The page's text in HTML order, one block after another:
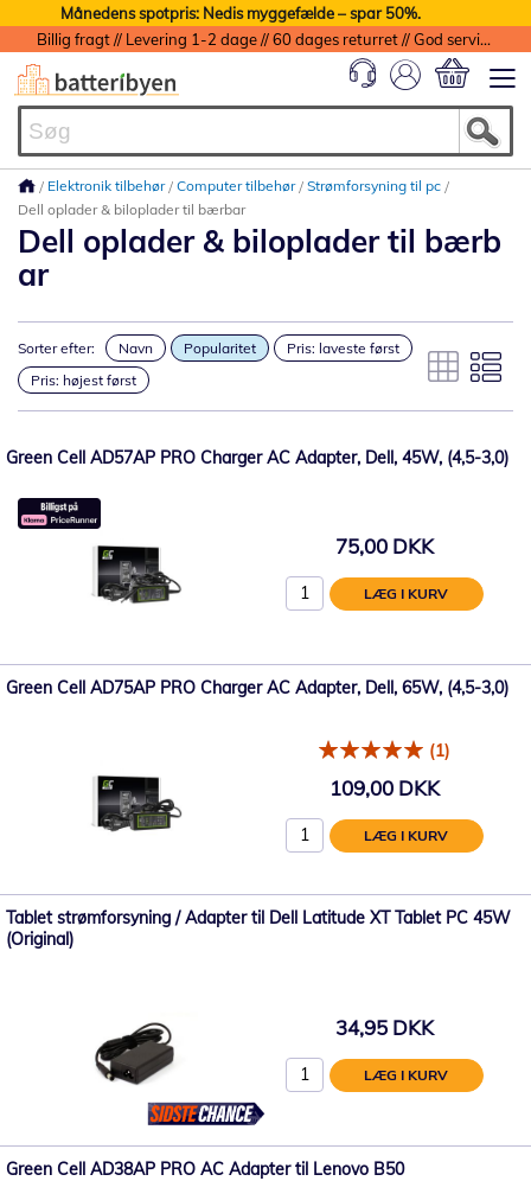
Månedens spotpris: Nedis myggefælde – spar 50%.
Billig fragt // Levering 1-2 dage // 60 dages returret // God service med garanti
Elektronik tilbehør Computer tilbehør Strømforsyning til pc
Dell oplader & biloplader til bærbar
Dell oplader & biloplader til bærb
ar
Sorter efter: Navn Popularitet
Pris: laveste først
Pris: højest først
Green Cell AD57AP PRO Charger AC Adapter, Dell, 45W, (4,5-3,0)
75,00 DKK
LÆG I KURV
Green Cell AD75AP PRO Charger AC Adapter, Dell, 65W, (4,5-3,0)
(1)
109,00 DKK
LÆG I KURV
Tablet strømforsyning / Adapter til Dell Latitude XT Tablet PC 45W
(Original)
34,95 DKK
LÆG I KURV
Green Cell AD38AP PRO AC Adapter til Lenovo B50